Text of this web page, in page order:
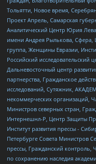
Тольятти, Новое время,
Проект Апрель, Самарская
Аналитический Центр Юрия
имени Андрея Рылькова, Сфера,
группа, Женщины Евразии,
Российский исследовательский
Дальневосточный центр
партнерства, Гражданское
исследований, Сутяжник,
некоммерческих организаций,
Министров северных стран,
Интернешнл-Р, Центр Защиты
Институт развития прессы -
Петербурге Совета Министров
прессы, Гражданский контроль,
по сохранению наследия